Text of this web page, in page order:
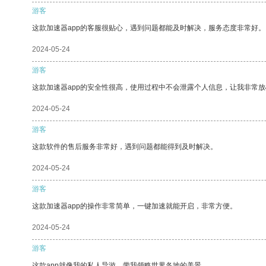
游客
这款加速器app的客服很贴心，遇到问题都能及时解决，服务态度非常好。
2024-05-24
游客
这款加速器app的安全性很高，使用过程中不会泄露个人信息，让我非常
2024-05-24
游客
这款软件的售后服务非常好，遇到问题都能得到及时解决。
2024-05-24
游客
这款加速器app的操作非常简单，一键加速就能开启，非常方便。
2024-05-24
游客